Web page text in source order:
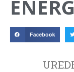
Facebook